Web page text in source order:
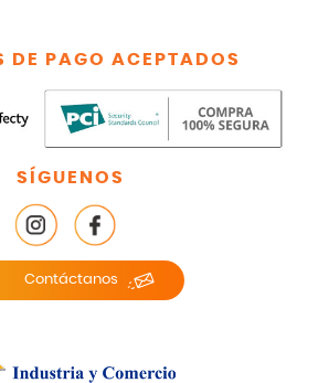
DE PAGO ACEPTADOS
SÍGUENOS
Contáctanos